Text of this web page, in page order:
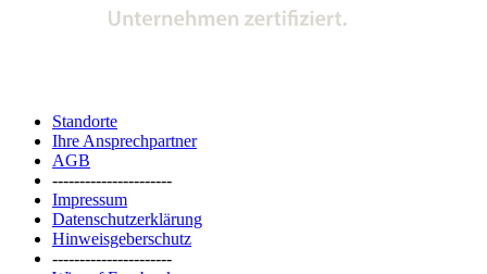
Standorte
Ihre Ansprechpartner
AGB
----------------------
Impressum
Datenschutzerklärung
Hinweisgeberschutz
----------------------